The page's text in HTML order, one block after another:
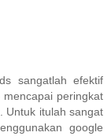
sangatlah efektif
peringkat
Untuk itulah sangat
google